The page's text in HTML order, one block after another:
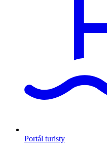
Portál turisty